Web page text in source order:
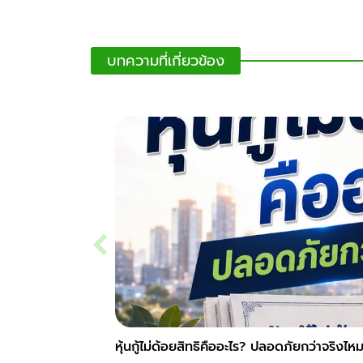
บทความที่เกี่ยวข้อง
หุ้นกู้ไม่ด้อยสิทธิคืออะไร? ปลอดภัยกว่าจริงไห